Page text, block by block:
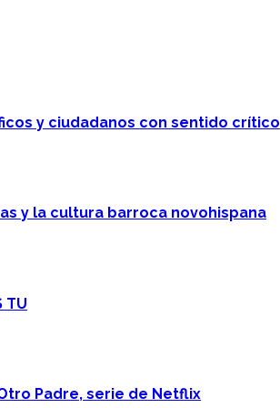
y ciudadanos con sentido crítico
y la cultura barroca novohispana
TU
Padre, serie de Netflix